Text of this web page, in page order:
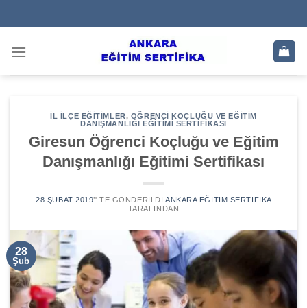
to
İL İLÇE EĞITIMLER, ÖĞRENCI KOÇLUĞU VE EĞITIM
DANIŞMANLIĞI EĞITIMI SERTIFIKASI
Giresun Öğrenci Koçluğu ve Eğitim
Danışmanlığı Eğitimi Sertifikası
28 ŞUBAT 2019’' TE GÖNDERILDI ANKARA EĞITIM SERTIFIKA
TARAFINDAN
28
Şub